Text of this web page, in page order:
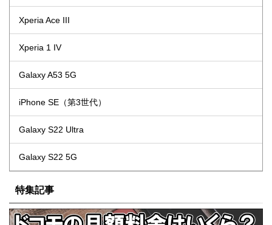
Xperia Ace III
Xperia 1 IV
Galaxy A53 5G
iPhone SE（第3世代）
Galaxy S22 Ultra
Galaxy S22 5G
特集記事